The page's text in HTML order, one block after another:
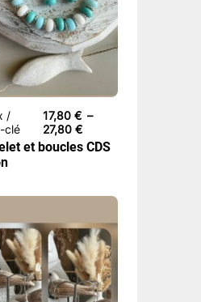
/
clé
17,80€ –
27,80€Plage
de
prix :
27,80 €
et boucles CDS